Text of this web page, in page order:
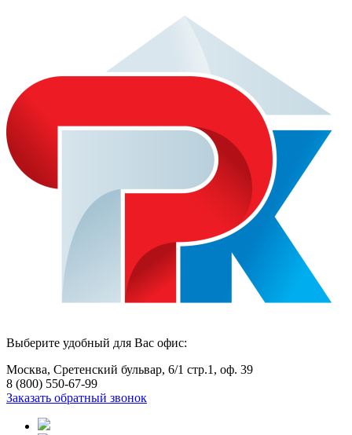
Выберите удобный для Вас офис:
Москва, Сретенский бульвар, 6/1 стр.1, оф. 39
8 (800) 550-67-99
Заказать обратный звонок